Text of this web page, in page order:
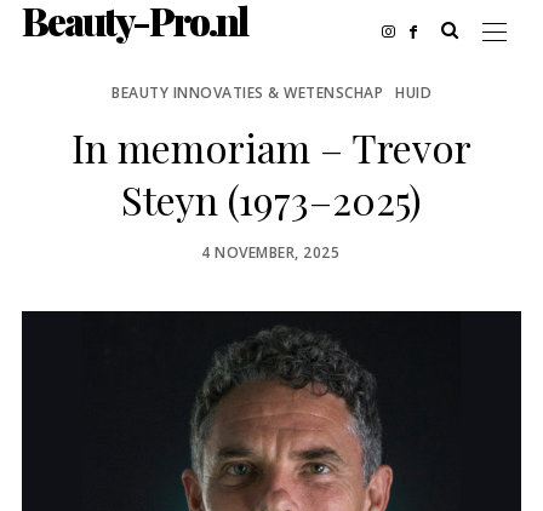
Beauty-Pro.nl
BEAUTY INNOVATIES & WETENSCHAP HUID
In memoriam – Trevor
Steyn (1973–2025)
POSTED
4 NOVEMBER, 2025